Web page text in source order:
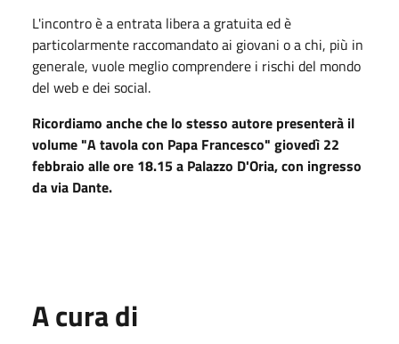
L'incontro è a entrata libera a gratuita ed è
particolarmente raccomandato ai giovani o a chi, più in
generale, vuole meglio comprendere i rischi del mondo
del web e dei social.
Ricordiamo anche che lo stesso autore presenterà il
volume "A tavola con Papa Francesco" giovedì 22
febbraio alle ore 18.15 a Palazzo D'Oria, con ingresso
da via Dante.
A cura di